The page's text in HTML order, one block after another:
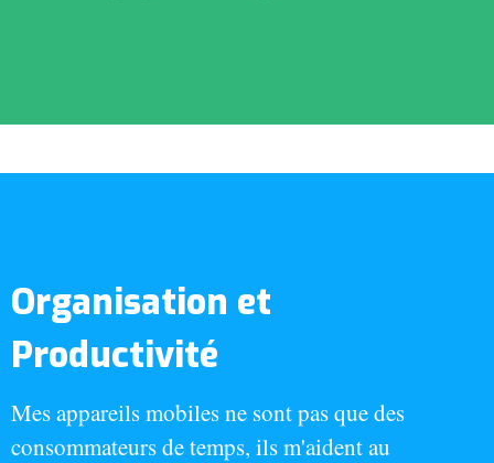
Organisation et
Productivité
Mes appareils mobiles ne sont pas que des
consommateurs de temps, ils m'aident au